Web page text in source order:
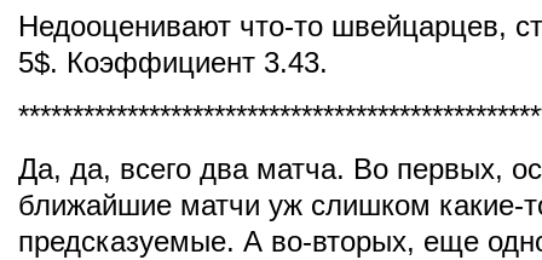
Недооценивают что-то швейцарцев,
5$. Коэффициент 3.43.
Да, да, всего два матча. Во первых,
ближайшие матчи уж слишком какие-
предсказуемые. А во-вторых, еще